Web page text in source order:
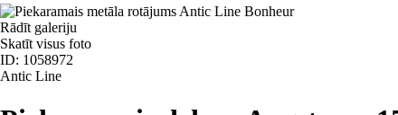
Rādīt galeriju
Skatīt visus foto
ID: 1058972
Antic Line